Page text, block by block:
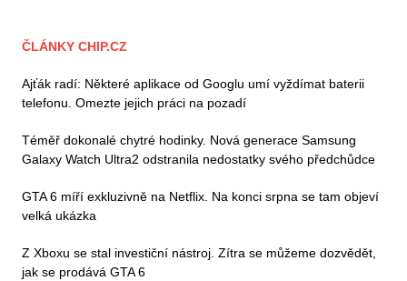
ČLÁNKY CHIP.CZ
Ajťák radí: Některé aplikace od Googlu umí vyždímat baterii
telefonu. Omezte jejich práci na pozadí
Téměř dokonalé chytré hodinky. Nová generace Samsung
Galaxy Watch Ultra2 odstranila nedostatky svého předchůdce
GTA 6 míří exkluzivně na Netflix. Na konci srpna se tam objeví
velká ukázka
Z Xboxu se stal investiční nástroj. Zítra se můžeme dozvědět,
jak se prodává GTA 6